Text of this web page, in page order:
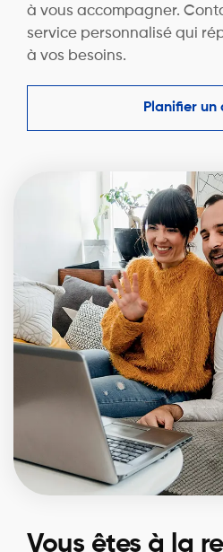
à vous accompagner.
service personnalisé qui
à vos besoins.
Planifier un
Vous êtes à la